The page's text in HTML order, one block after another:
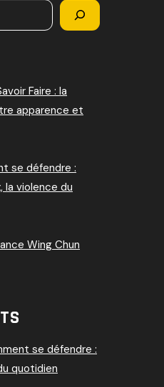
Faire : la
apparence et
se défendre :
la violence du
Wing Chun
se défendre :
quotidien